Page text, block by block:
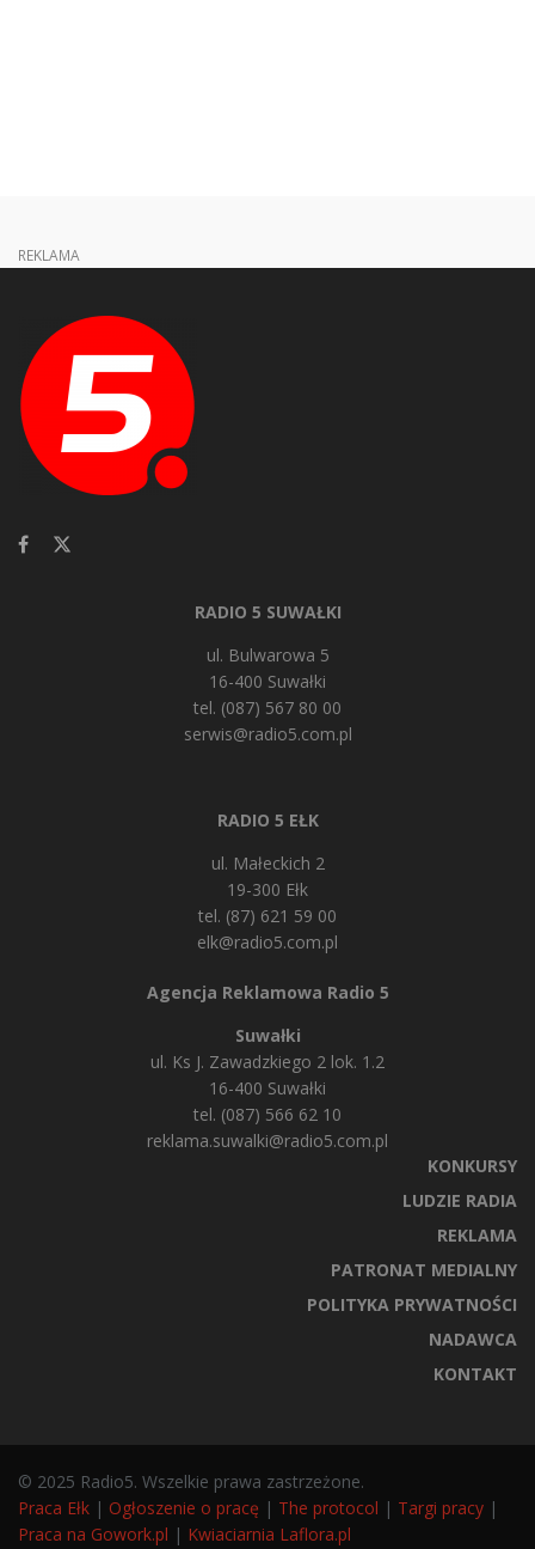
REKLAMA
RADIO 5 SUWAŁKI
ul. Bulwarowa 5
16-400 Suwałki
tel. (087) 567 80 00
serwis@radio5.com.pl
RADIO 5 EŁK
ul. Małeckich 2
19-300 Ełk
tel. (87) 621 59 00
elk@radio5.com.pl
Agencja Reklamowa Radio 5
Suwałki
ul. Ks J. Zawadzkiego 2 lok. 1.2
16-400 Suwałki
tel. (087) 566 62 10
reklama.suwalki@radio5.com.pl
KONKURSY
LUDZIE RADIA
REKLAMA
PATRONAT MEDIALNY
POLITYKA PRYWATNOŚCI
NADAWCA
KONTAKT
© 2025 Radio5. Wszelkie prawa zastrzeżone.
Praca Ełk | Ogłoszenie o pracę | The protocol | Targi pracy |
Praca na Gowork.pl | Kwiaciarnia Laflora.pl